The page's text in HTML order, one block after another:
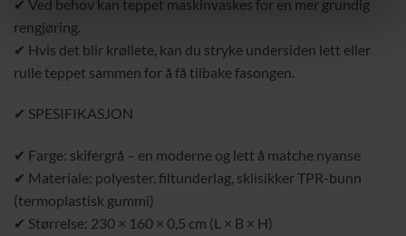
✔ Ved behov kan teppet maskinvaskes for en mer grundig
rengjøring.
✔ Hvis det blir krøllete, kan du stryke undersiden lett eller
rulle teppet sammen for å få tilbake fasongen.
✔ SPESIFIKASJON
✔ Farge: skifergrå – en moderne og lett å matche nyanse
✔ Materiale: polyester, filtunderlag, sklisikker TPR-bunn
(termoplastisk gummi)
✔ Størrelse: 230 × 160 × 0,5 cm (L × B × H)